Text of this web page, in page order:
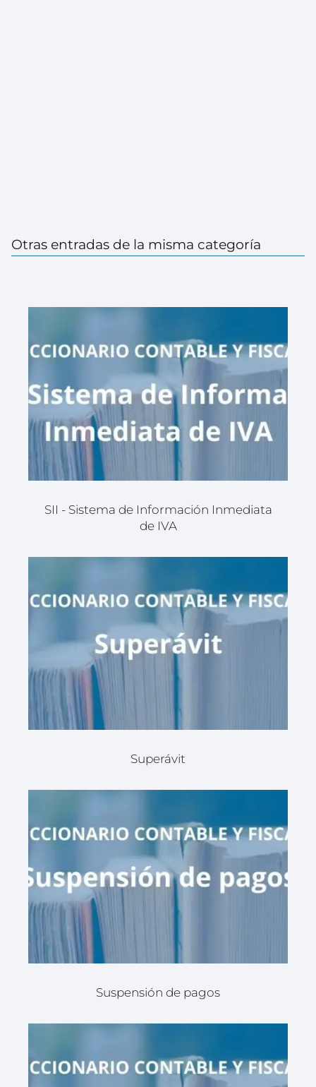
Otras entradas de la misma categoría
SII - Sistema de Información Inmediata
de IVA
Superávit
Suspensión de pagos